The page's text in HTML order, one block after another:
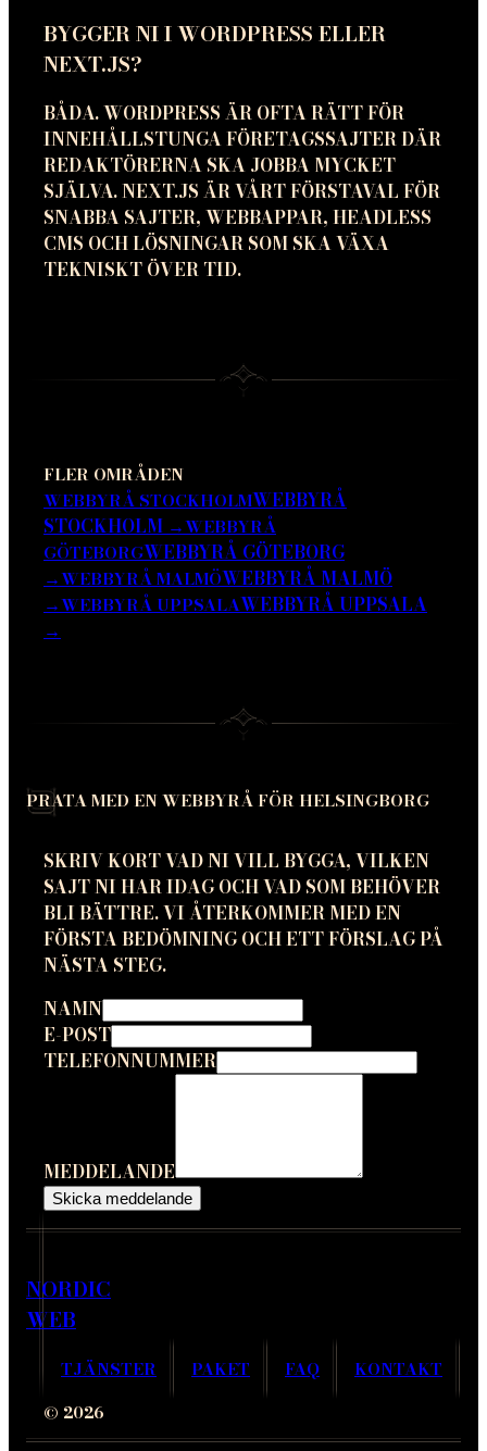
BYGGER NI I WORDPRESS ELLER
NEXT.JS?
BÅDA. WORDPRESS ÄR OFTA RÄTT FÖR
INNEHÅLLSTUNGA FÖRETAGSSAJTER DÄR
REDAKTÖRERNA SKA JOBBA MYCKET
SJÄLVA. NEXT.JS ÄR VÅRT FÖRSTAVAL FÖR
SNABBA SAJTER, WEBBAPPAR, HEADLESS
CMS OCH LÖSNINGAR SOM SKA VÄXA
TEKNISKT ÖVER TID.
FLER OMRÅDEN
WEBBYRÅ STOCKHOLMWEBBYRÅ
STOCKHOLM →WEBBYRÅ
GÖTEBORGWEBBYRÅ GÖTEBORG
→WEBBYRÅ MALMÖWEBBYRÅ MALMÖ
→WEBBYRÅ UPPSALAWEBBYRÅ UPPSALA
→
PRATA MED EN WEBBYRÅ FÖR HELSINGBORG
SKRIV KORT VAD NI VILL BYGGA, VILKEN
SAJT NI HAR IDAG OCH VAD SOM BEHÖVER
BLI BÄTTRE. VI ÅTERKOMMER MED EN
FÖRSTA BEDÖMNING OCH ETT FÖRSLAG PÅ
NÄSTA STEG.
NAMN
E-POST
TELEFONNUMMER
MEDDELANDE
Skicka meddelande
NORDIC
WEB
TJÄNSTER PAKET FAQ
KONTAKT
© 2026